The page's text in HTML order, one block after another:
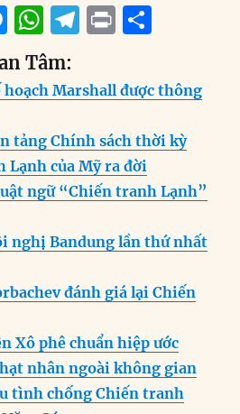
M
ss
e
n
g
er
W
h
at
s
A
p
p
T
e
g
r
a
m
P
n
t
a
re
Tâm:
Marshall được thông
tảng Chính sách thời kỳ
Lạnh của Mỹ ra đời
ngữ “Chiến tranh Lạnh”
nghị Bandung lần thứ nhất
đánh giá lại Chiến
Xô phê chuẩn hiệp ước
nhân ngoài không gian
tình chống Chiến tranh